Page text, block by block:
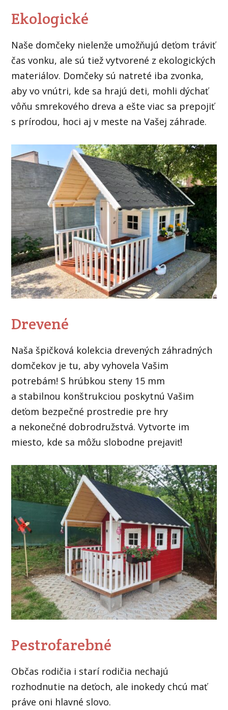
Ekologické
Naše domčeky nielenže umožňujú deťom tráviť
čas vonku, ale sú tiež vytvorené z ekologických
materiálov. Domčeky sú natreté iba zvonka,
aby vo vnútri, kde sa hrajú deti, mohli dýchať
vôňu smrekového dreva a ešte viac sa prepojiť
s prírodou, hoci aj v meste na Vašej záhrade.
Drevené
Naša špičková kolekcia drevených záhradných
domčekov je tu, aby vyhovela Vašim
potrebám! S hrúbkou steny 15 mm
a stabilnou konštrukciou poskytnú Vašim
deťom bezpečné prostredie pre hry
a nekonečné dobrodružstvá. Vytvorte im
miesto, kde sa môžu slobodne prejaviť!
Pestrofarebné
Občas rodičia i starí rodičia nechajú
rozhodnutie na deťoch, ale inokedy chcú mať
práve oni hlavné slovo.